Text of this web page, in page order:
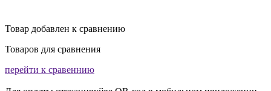
Товар добавлен к сравнению
Товаров для сравнения
перейти к сравеннию